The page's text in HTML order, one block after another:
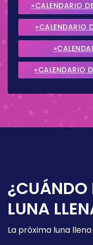
»CALENDARIO
»CALENDARIO
»CALENDARIO
¿CUÁNDO
LUNA
La próxima luna